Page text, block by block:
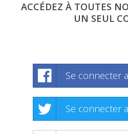
ACCÉDEZ À TOUTES
UN SEUL
Se connecter
Se connecter